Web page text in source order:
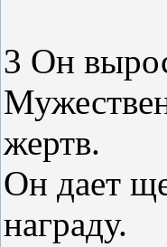
3 Он
жертв.
Он дает
награду.